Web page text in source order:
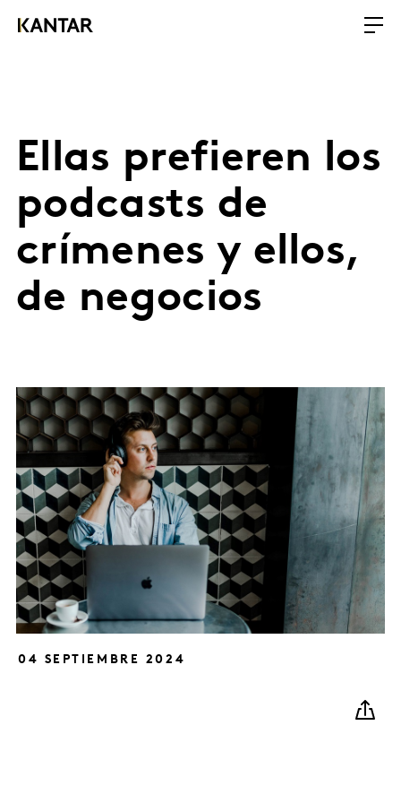
Ellas prefieren los
podcasts de
crímenes y ellos,
de negocios
04 SEPTIEMBRE 2024